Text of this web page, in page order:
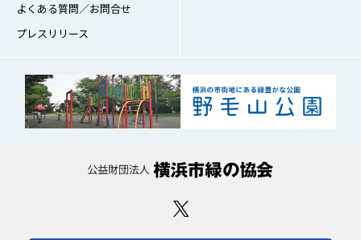
よくある質問／お問合せ
プレスリリース